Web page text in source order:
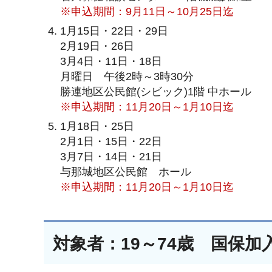
※申込期間：9月11日～10月25日迄
1月15日・22日・29日
2月19日・26日
3月4日・11日・18日
月曜日 午後2時～3時30分
勝連地区公民館(シビック)1階 中ホール
※申込期間：11月20日～1月10日迄
1月18日・25日
2月1日・15日・22日
3月7日・14日・21日
与那城地区公民館 ホール
※申込期間：11月20日～1月10日迄
対象者：19～74歳 国保加